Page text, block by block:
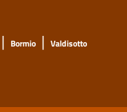
| Bormio | Valdisotto